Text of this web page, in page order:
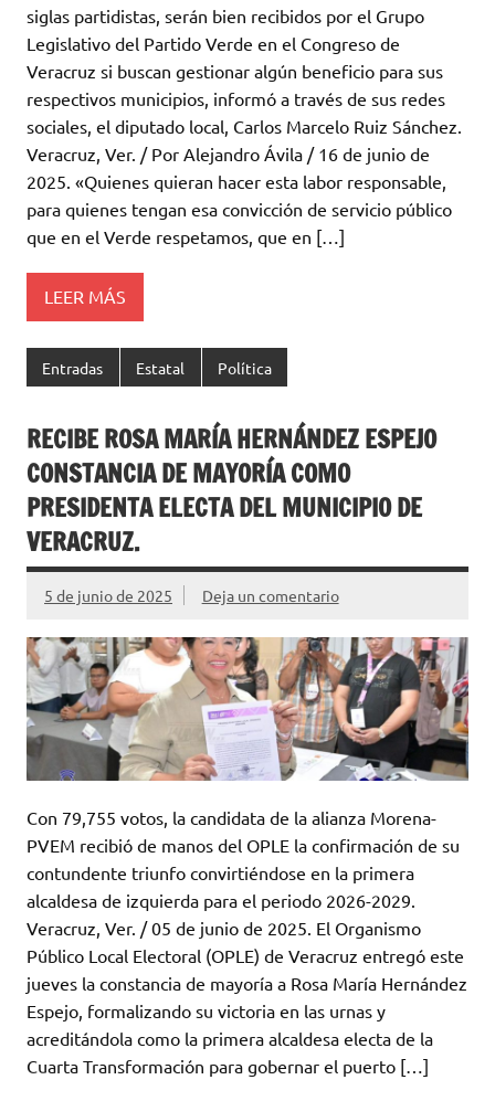
siglas partidistas, serán bien recibidos por el Grupo
Legislativo del Partido Verde en el Congreso de
Veracruz si buscan gestionar algún beneficio para sus
respectivos municipios, informó a través de sus redes
sociales, el diputado local, Carlos Marcelo Ruiz Sánchez.
Veracruz, Ver. / Por Alejandro Ávila / 16 de junio de
2025. «Quienes quieran hacer esta labor responsable,
para quienes tengan esa convicción de servicio público
que en el Verde respetamos, que en […]
LEER MÁS
Entradas Estatal Política
RECIBE ROSA MARÍA HERNÁNDEZ ESPEJO
CONSTANCIA DE MAYORÍA COMO
PRESIDENTA ELECTA DEL MUNICIPIO DE
VERACRUZ.
5 de junio de 2025 Deja un comentario
Con 79,755 votos, la candidata de la alianza Morena-
PVEM recibió de manos del OPLE la confirmación de su
contundente triunfo convirtiéndose en la primera
alcaldesa de izquierda para el periodo 2026-2029.
Veracruz, Ver. / 05 de junio de 2025. El Organismo
Público Local Electoral (OPLE) de Veracruz entregó este
jueves la constancia de mayoría a Rosa María Hernández
Espejo, formalizando su victoria en las urnas y
acreditándola como la primera alcaldesa electa de la
Cuarta Transformación para gobernar el puerto […]